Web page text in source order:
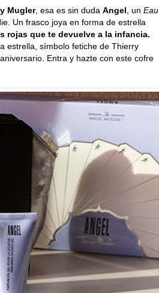
Mugler, esa es sin duda Angel , un Eau
Un frasco joya en forma de estrella
rojas que te devuelve a la infancia.
estrella, símbolo fetiche de Thierry
Entra y hazte con este cofre